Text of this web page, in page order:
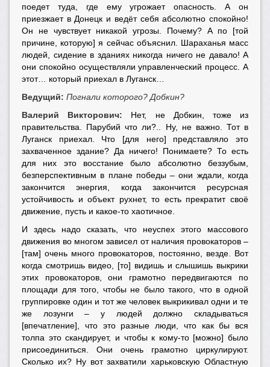
поедет туда, где ему угрожает опасность. А он
приезжает в Донецк и ведёт себя абсолютно спокойно!
Он не чувствует никакой угрозы. Почему? А по [той
причине, которую] я сейчас объяснил. Шараханья масс
людей, сидение в зданиях никогда ничего не давало! А
они спокойно осуществляли управленческий процесс. А
этот… который приехал в Луганск…
Ведущий: Погнали которого? Добкин?
Валерий Викторович: Нет, не Добкин, тоже из
правительства. Парубий что ли?.. Ну, не важно. Тот в
Луганск приехал. Что [для него] представляло это
захваченное здание? Да ничего! Понимаете? То есть
для них это восстание было абсолютно беззубым,
безперспективным в плане победы – они ждали, когда
закончится энергия, когда закончится ресурсная
устойчивость и объект рухнет, то есть прекратит своё
движение, пусть и какое-то хаотичное.
И здесь надо сказать, что неуспех этого массового
движения во многом зависел от наличия провокаторов –
[там] очень много провокаторов, постоянно, везде. Вот
когда смотришь видео, [то] видишь и слышишь выкрики
этих провокаторов, они грамотно передвигаются по
площади для того, чтобы не было такого, что в одной
группировке один и тот же человек выкрикивал одни и те
же лозунги – у людей должно складываться
[впечатление], что это разные люди, что как бы вся
толпа это скандирует, и чтобы к кому-то [можно] было
присоединиться. Они очень грамотно циркулируют.
Сколько их? Ну вот захватили харьковскую Областную